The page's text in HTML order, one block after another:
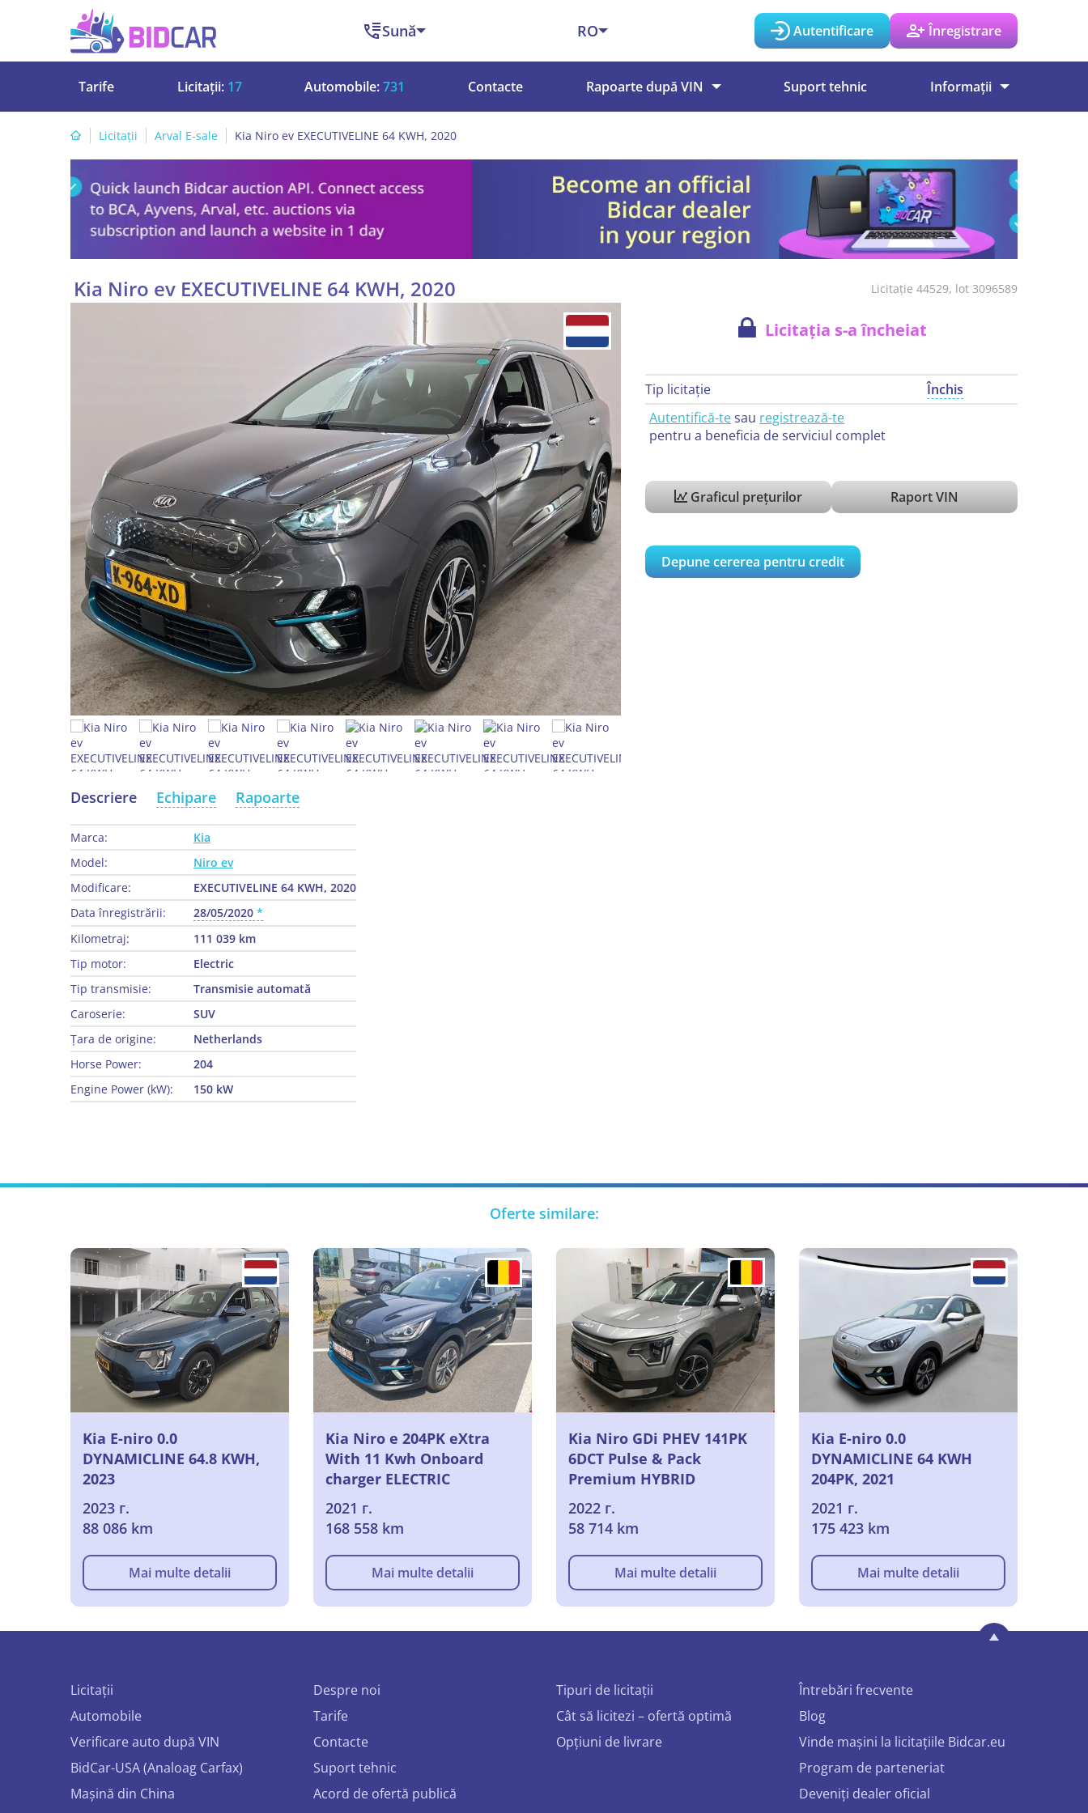
Sună RO Autentificare Înregistrare
Tarife Licitații: 17 Automobile:731 Contacte Rapoarte după VIN Suport tehnic Informații
Licitații Arval E-sale Kia Niro ev EXECUTIVELINE 64 KWH, 2020
Licitație 44529, lot 3096589
Kia Niro ev EXECUTIVELINE 64 KWH, 2020
Licitația s-a încheiat
Tip licitație
Închis
Autentifică-tesau registrează-te
pentru a beneficia de serviciul complet
Graficul prețurilor Raport VIN
Depune cererea pentru credit
Descriere Echipare Rapoarte
Marca:
Kia
Model:
Niro ev
Modificare:
EXECUTIVELINE 64 KWH, 2020
Data înregistrării:
28/05/2020
Kilometraj:
111 039 km
Tip motor:
Electric
Tip transmisie:
Transmisie automată
Caroserie:
SUV
Țara de origine:
Netherlands
Horse Power:
204
Engine Power (kW):
150 kW
Oferte similare:
Kia E-niro 0.0
DYNAMICLINE 64.8 KWH,
2023
2023 г.
88 086 km
Mai multe detalii
Kia Niro e 204PK eXtra
With 11 Kwh Onboard
charger ELECTRIC
2021 г.
168 558 km
Mai multe detalii
Kia Niro GDi PHEV 141PK
6DCT Pulse & Pack
Premium HYBRID
2022 г.
58 714 km
Mai multe detalii
Kia E-niro 0.0
DYNAMICLINE 64 KWH
204PK, 2021
2021 г.
175 423 km
Mai multe detalii
Licitații
Automobile
Verificare auto după VIN
BidCar-USA (Analoag Carfax)
Mașină din China
Despre noi
Tarife
Contacte
Suport tehnic
Acord de ofertă publică
Tipuri de licitații
Cât să licitezi – ofertă optimă
Opțiuni de livrare
Întrebări frecvente
Blog
Vinde mașini la licitațiile Bidcar.eu
Program de parteneriat
Deveniți dealer oficial